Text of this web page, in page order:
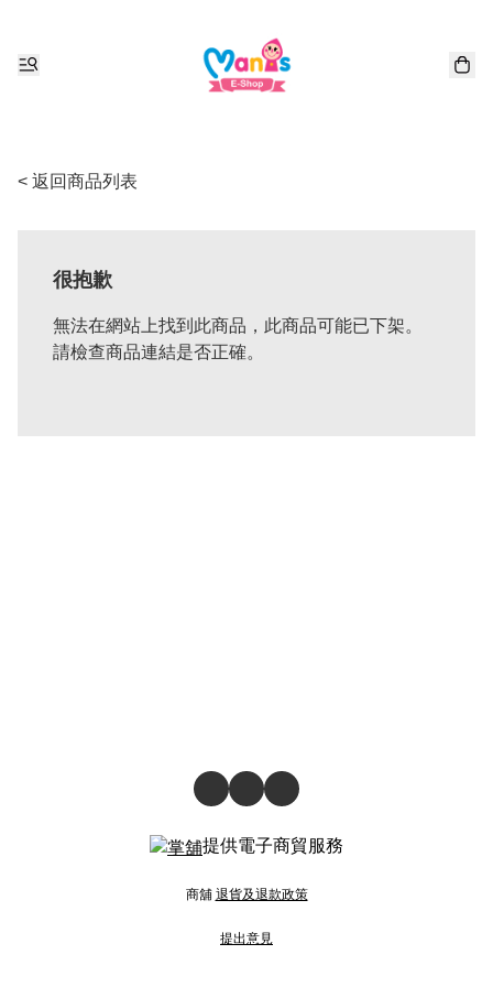
< 返回商品列表
很抱歉
無法在網站上找到此商品，此商品可能已下架。
請檢查商品連結是否正確。
提供電子商貿服務
商舖 退貨及退款政策
提出意見